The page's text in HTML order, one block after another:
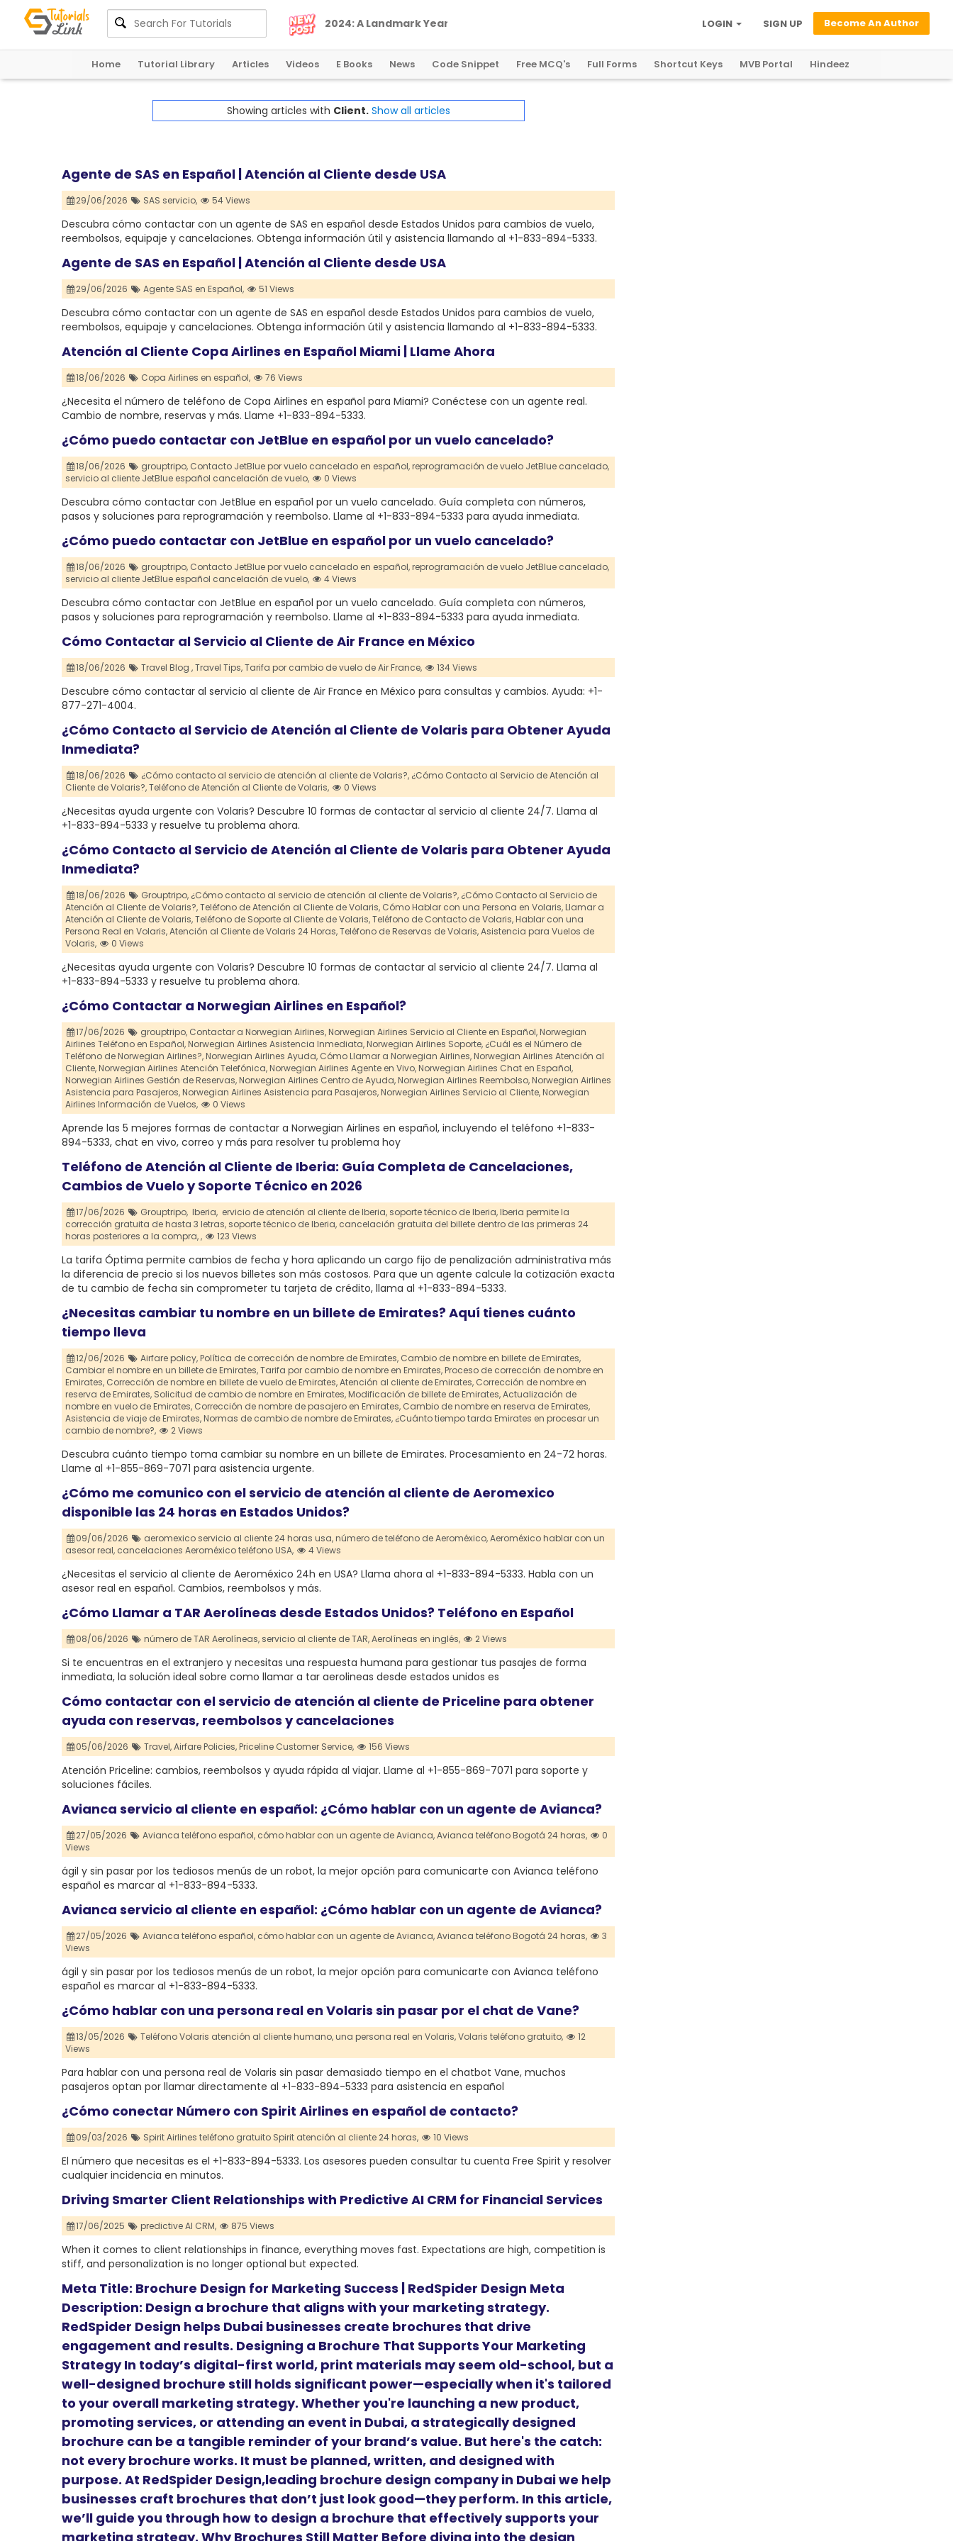
2024:A LandmarkYear Become An Author
SIGN UP
LOGIN
Home Tutorial Library Articles Videos E Books News Code Snippet Free MCQ's Full Forms Shortcut Keys MVB Portal Hindeez
Showing articles with Client. Show all articles
Agente de SAS en Español | Atención al Cliente desde USA
29/06/2026 SAS servicio, 54 Views
Descubra cómo contactar con un agente de SAS en español desde Estados Unidos para cambios de vuelo,
reembolsos, equipaje y cancelaciones. Obtenga información útil y asistencia llamando al +1-833-894-5333.
Agente de SAS en Español | Atención al Cliente desde USA
29/06/2026 Agente SAS en Español, 51 Views
Descubra cómo contactar con un agente de SAS en español desde Estados Unidos para cambios de vuelo,
reembolsos, equipaje y cancelaciones. Obtenga información útil y asistencia llamando al +1-833-894-5333.
Atención al Cliente Copa Airlines en Español Miami | Llame Ahora
18/06/2026 Copa Airlines en español, 76 Views
¿Necesita el número de teléfono de Copa Airlines en español para Miami? Conéctese con un agente real.
Cambio de nombre, reservas y más. Llame +1-833-894-5333.
¿Cómo puedo contactar con JetBlue en español por un vuelo cancelado?
18/06/2026 grouptripo, Contacto JetBlue por vuelo cancelado en español,reprogramación de vuelo JetBlue cancelado,
servicio al cliente JetBlue español cancelación de vuelo,
0 Views
Descubra cómo contactar con JetBlue en español por un vuelo cancelado. Guía completa con números,
pasos y soluciones para reprogramación y reembolso. Llame al +1-833-894-5333 para ayuda inmediata.
¿Cómo puedo contactar con JetBlue en español por un vuelo cancelado?
18/06/2026 grouptripo, Contacto JetBlue por vuelo cancelado en español,reprogramación de vuelo JetBlue cancelado,
servicio al cliente JetBlue español cancelación de vuelo,
4 Views
Descubra cómo contactar con JetBlue en español por un vuelo cancelado. Guía completa con números,
pasos y soluciones para reprogramación y reembolso. Llame al +1-833-894-5333 para ayuda inmediata.
Cómo Contactar al Servicio al Cliente de Air France en México
18/06/2026 Travel Blog ,Travel Tips,Tarifa por cambio de vuelo de Air France, 134 Views
Descubre cómo contactar al servicio al cliente de Air France en México para consultas y cambios. Ayuda: +1-
877-271-4004.
¿Cómo Contacto al Servicio de Atención al Cliente de Volaris para Obtener Ayuda
Inmediata?
18/06/2026 ¿Cómo contacto al servicio de atención al cliente de Volaris?, ¿Cómo Contacto al Servicio de Atención al
Cliente de Volaris?,Teléfono de Atención al Cliente de Volaris, 0 Views
¿Necesitas ayuda urgente con Volaris? Descubre 10 formas de contactar al servicio al cliente 24/7. Llama al
+1-833-894-5333 y resuelve tu problema ahora.
¿Cómo Contacto al Servicio de Atención al Cliente de Volaris para Obtener Ayuda
Inmediata?
18/06/2026 Grouptripo, ¿Cómo contacto al servicio de atención al cliente de Volaris?, ¿Cómo Contacto al Servicio de
Atención al Cliente de Volaris?,Teléfono de Atención al Cliente de Volaris, Cómo Hablar con una Persona en Volaris,Llamar a
Atención al Cliente de Volaris,Teléfono de Soporte al Cliente de Volaris,Teléfono de Contacto de Volaris,Hablar con una
Persona Real en Volaris,Atención al Cliente de Volaris 24 Horas,Teléfono de Reservas de Volaris,Asistencia para Vuelos de
Volaris,
0 Views
¿Necesitas ayuda urgente con Volaris? Descubre 10 formas de contactar al servicio al cliente 24/7. Llama al
+1-833-894-5333 y resuelve tu problema ahora.
¿Cómo Contactar a Norwegian Airlines en Español?
17/06/2026 grouptripo, Contactar a Norwegian Airlines,Norwegian Airlines Servicio al Cliente en Español,Norwegian
Airlines Teléfono en Español,Norwegian Airlines Asistencia Inmediata,Norwegian Airlines Soporte, ¿Cuál es el Número de
Teléfono de Norwegian Airlines?,Norwegian Airlines Ayuda, Cómo Llamar a Norwegian Airlines,Norwegian Airlines Atención al
Cliente,Norwegian Airlines Atención Telefónica,Norwegian Airlines Agente en Vivo,Norwegian Airlines Chat en Español,
Norwegian Airlines Gestión de Reservas,Norwegian Airlines Centro de Ayuda,Norwegian Airlines Reembolso,Norwegian Airlines
Asistencia para Pasajeros,Norwegian Airlines Asistencia para Pasajeros,Norwegian Airlines Servicio al Cliente,Norwegian
Airlines Información de Vuelos,
0 Views
Aprende las 5 mejores formas de contactar a Norwegian Airlines en español, incluyendo el teléfono +1-833-
894-5333, chat en vivo, correo y más para resolver tu problema hoy
Teléfono de Atención al Cliente de Iberia: Guía Completa de Cancelaciones,
Cambios de Vuelo y Soporte Técnico en 2026
17/06/2026 Grouptripo, Iberia, ervicio de atención al cliente de Iberia, soporte técnico de Iberia,Iberia permite la
corrección gratuita de hasta 3 letras, soporte técnico de Iberia, cancelación gratuita del billete dentro de las primeras 24
horas posteriores a la compra,, 123 Views
La tarifa Óptima permite cambios de fecha y hora aplicando un cargo fijo de penalización administrativa más
la diferencia de precio si los nuevos billetes son más costosos. Para que un agente calcule la cotización exacta
de tu cambio de fecha sin comprometer tu tarjeta de crédito, llama al +1-833-894-5333.
¿Necesitas cambiar tu nombre en un billete de Emirates? Aquí tienes cuánto
tiempo lleva
12/06/2026 Airfare policy,Política de corrección de nombre de Emirates, Cambio de nombre en billete de Emirates,
Cambiar el nombre en un billete de Emirates,Tarifa por cambio de nombre en Emirates,Proceso de corrección de nombre en
Emirates, Corrección de nombre en billete de vuelo de Emirates,Atención al cliente de Emirates, Corrección de nombre en
reserva de Emirates, Solicitud de cambio de nombre en Emirates,Modificación de billete de Emirates,Actualización de
nombre en vuelo de Emirates, Corrección de nombre de pasajero en Emirates, Cambio de nombre en reserva de Emirates,
Asistencia de viaje de Emirates,Normas de cambio de nombre de Emirates, ¿Cuánto tiempo tarda Emirates en procesar un
cambio de nombre?,
2 Views
Descubra cuánto tiempo toma cambiar su nombre en un billete de Emirates. Procesamiento en 24-72 horas.
Llame al +1-855-869-7071 para asistencia urgente.
¿Cómo me comunico con el servicio de atención al cliente de Aeromexico
disponible las 24 horas en Estados Unidos?
09/06/2026 aeromexico servicio al cliente 24 horas usa,número de teléfono de Aeroméxico,Aeroméxico hablar con un
asesor real, cancelaciones Aeroméxico teléfono USA, 4 Views
¿Necesitas el servicio al cliente de Aeroméxico 24h en USA? Llama ahora al +1-833-894-5333. Habla con un
asesor real en español. Cambios, reembolsos y más.
¿Cómo Llamar a TAR Aerolíneas desde Estados Unidos? Teléfono en Español
08/06/2026 número de TAR Aerolíneas, servicio al cliente de TAR,Aerolíneas en inglés, 2 Views
Si te encuentras en el extranjero y necesitas una respuesta humana para gestionar tus pasajes de forma
inmediata, la solución ideal sobre como llamar a tar aerolineas desde estados unidos es
Cómo contactar con el servicio de atención al cliente de Priceline para obtener
ayuda con reservas, reembolsos y cancelaciones
05/06/2026 Travel,Airfare Policies,Priceline Customer Service, 156 Views
Atención Priceline: cambios, reembolsos y ayuda rápida al viajar. Llame al +1-855-869-7071 para soporte y
soluciones fáciles.
Avianca servicio al cliente en español: ¿Cómo hablar con un agente de Avianca?
27/05/2026 Avianca teléfono español, cómo hablar con un agente de Avianca,Avianca teléfono Bogotá 24 horas,
0
Views
ágil y sin pasar por los tediosos menús de un robot, la mejor opción para comunicarte con Avianca teléfono
español es marcar al +1-833-894-5333.
Avianca servicio al cliente en español: ¿Cómo hablar con un agente de Avianca?
27/05/2026 Avianca teléfono español, cómo hablar con un agente de Avianca,Avianca teléfono Bogotá 24 horas,
3
Views
ágil y sin pasar por los tediosos menús de un robot, la mejor opción para comunicarte con Avianca teléfono
español es marcar al +1-833-894-5333.
¿Cómo hablar con una persona real en Volaris sin pasar por el chat de Vane?
13/05/2026 Teléfono Volaris atención al cliente humano,una persona real en Volaris,Volaris teléfono gratuito,
12
Views
Para hablar con una persona real de Volaris sin pasar demasiado tiempo en el chatbot Vane, muchos
pasajeros optan por llamar directamente al +1-833-894-5333 para asistencia en español
¿Cómo conectar Número con Spirit Airlines en español de contacto?
09/03/2026 Spirit Airlines teléfono gratuito Spirit atención al cliente 24 horas, 10 Views
El número que necesitas es el +1-833-894-5333. Los asesores pueden consultar tu cuenta Free Spirit y resolver
cualquier incidencia en minutos.
Driving Smarter Client Relationships with Predictive AI CRM for Financial Services
17/06/2025 predictive AI CRM, 875 Views
When it comes to client relationships in finance, everything moves fast. Expectations are high, competition is
stiff, and personalization is no longer optional but expected.
Meta Title: Brochure Design for Marketing Success | RedSpider Design Meta
Description: Design a brochure that aligns with your marketing strategy.
RedSpider Design helps Dubai businesses create brochures that drive
engagement and results. Designing a Brochure That Supports Your Marketing
Strategy In today’s digital-first world, print materials may seem old-school, but a
well-designed brochure still holds significant power—especially when it's tailored
to your overall marketing strategy. Whether you're launching a new product,
promoting services, or attending an event in Dubai, a strategically designed
brochure can be a tangible reminder of your brand’s value. But here's the catch:
not every brochure works. It must be planned, written, and designed with
purpose. At RedSpider Design,leading brochure design company in Dubai we help
businesses craft brochures that don’t just look good—they perform. In this article,
we’ll guide you through how to design a brochure that effectively supports your
marketing strategy. Why Brochures Still Matter Before diving into the design